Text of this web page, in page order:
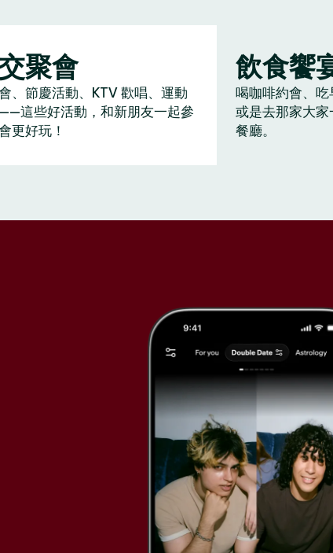
聚會
、節慶活動、KTV 歡唱、運動
這些好活動，和新朋友一起參
更好玩！
飲食饗
喝咖啡約會、吃
或是去那家大
餐廳。